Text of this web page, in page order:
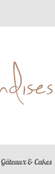
Gâteaux & Cakes